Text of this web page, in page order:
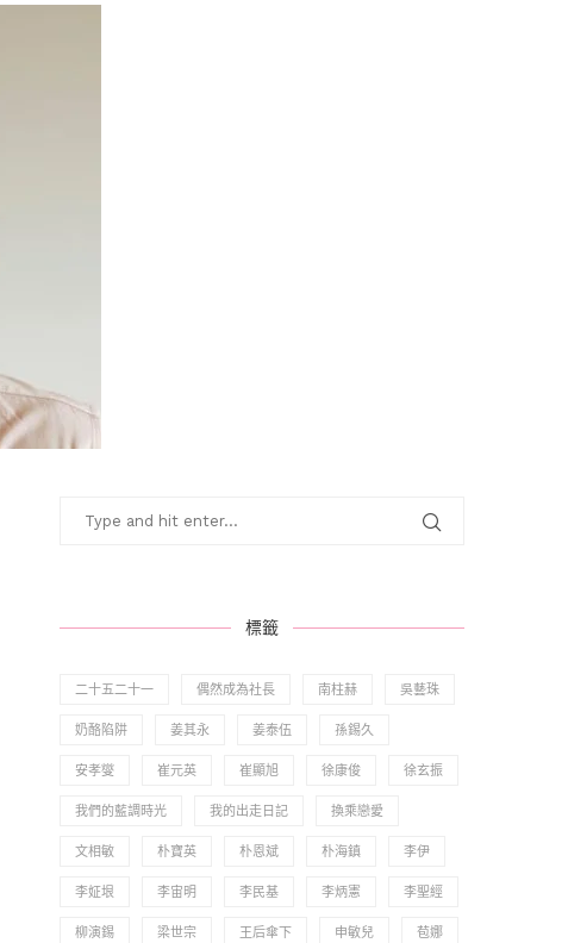
標籤
二十五二十一 偶然成為社長 南柱赫 吳藝珠
奶酪陷阱 姜其永 姜泰伍 孫錫久
安孝燮 崔元英 崔顯旭 徐康俊 徐玄振
我們的藍調時光 我的出走日記 換乘戀愛
文相敏 朴寶英 朴恩斌 朴海鎮 李伊
李姃垠 李宙明 李民基 李炳憲 李聖經
柳演錫 梁世宗 王后傘下 申敏兒 苞娜